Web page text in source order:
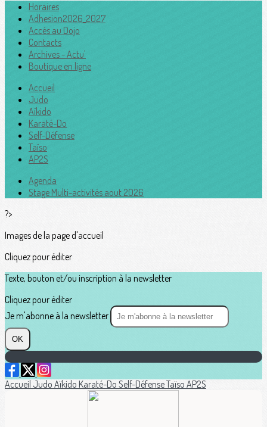
Horaires
Adhesion2026_2027
Accès au Dojo
Contacts
Archives - Actu'
Boutique en ligne
Accueil
Judo
Aïkido
Karaté-Do
Self-Défense
Taïso
AP2S
Agenda
Stage Multi-activités aout 2026
?>
Images de la page d'accueil
Cliquez pour éditer
Texte, bouton et/ou inscription à la newsletter
Cliquez pour éditer
Je m'abonne à la newsletter
OK
Accueil Judo Aïkido Karaté-Do Self-DéfenseTaïso AP2S